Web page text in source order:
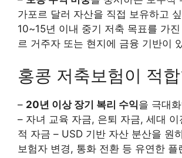
가포르 달러 자산을 직접 보유하고
10~15년 이내 중기 저축 목표를 가
르 거주자 또는 현지에 금융 기반이
홍콩 저축보험이 적
– 20년 이상 장기 복리 수익을 극대
– 자녀 교육 자금, 은퇴 자금, 세대 이
적 자금 – USD 기반 자산 분산을 원
보험자 변경, 통화 전환 등 유연한 플